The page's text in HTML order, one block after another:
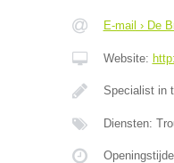
E-mail › De
Website:
Specialist in
Diensten: